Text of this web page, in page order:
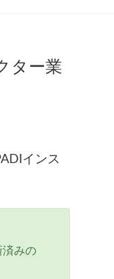
ター業
インス
済みの